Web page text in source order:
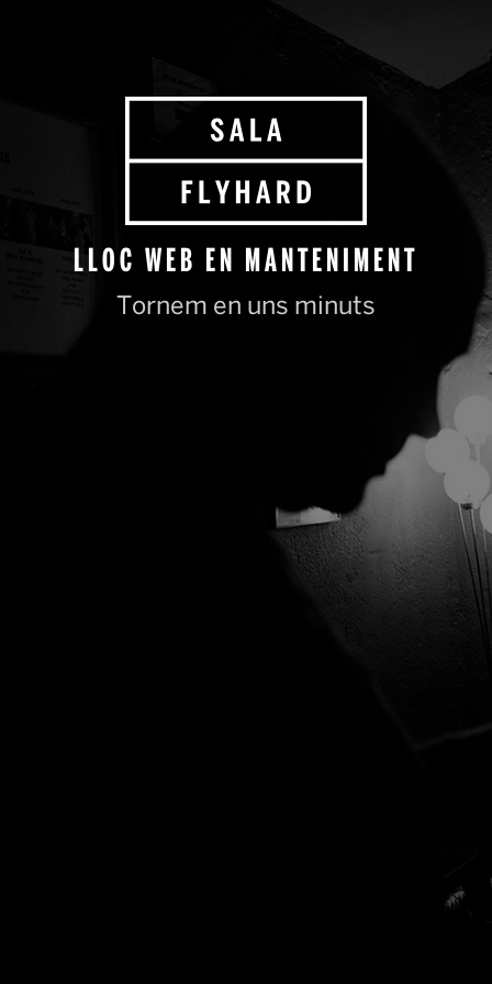
LLOC WEB EN MANTENIMENT
Tornem en uns minuts